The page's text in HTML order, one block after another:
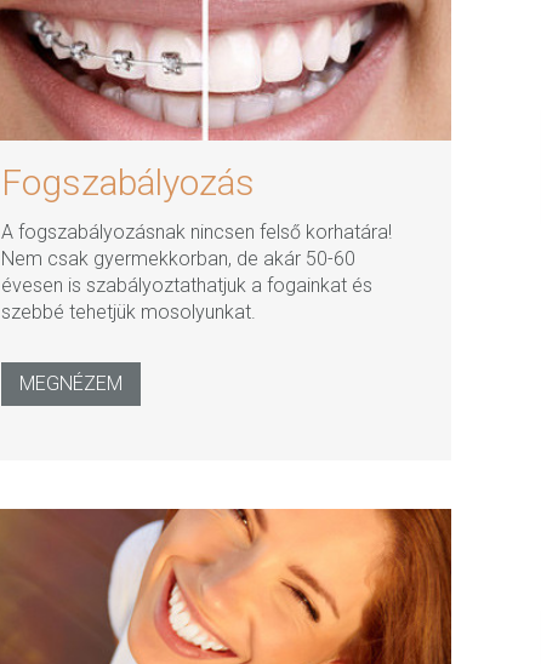
Fogszabályozás
A fogszabályozásnak nincsen felső korhatára!
Nem csak gyermekkorban, de akár 50-60
évesen is szabályoztathatjuk a fogainkat és
szebbé tehetjük mosolyunkat.
MEGNÉZEM